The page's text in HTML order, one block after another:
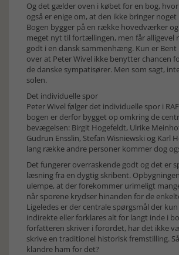
Og det gælder oven i købet for en bog,
også er enige om, at den ikke bringer
Bogen bygger på en række hovedværker
meget nyt til fortællingen, men får alligevel
godt i en dansk sammenhæng. Kun er
over at Peter Wivel ikke benytter chancen
de danske sympatisører. Men som sagt,
solen.
Det individuelle spor
Peter Wivel følger det individuelle spor i
bogen er derfor bygget op omkring de
bevægelsen: Birgit Hogefeldt, Ulrike
Gudrun Ensslin, Stefan Wisniewski og Karl
lang række andre personer kommer dog
Det fungerer overraskende godt og det er
læsning fra en dygtig skribent.
ulempe, at der forekommer urimeligt
når sporene krydser hinanden for de
Ligeledes er der centrale spørgsmål der
indirekte eller forklares alt for langt inde i
forfatteren skriver i forordet, har det ikke
skrive en traditionel historisk fremstilling.
klandre ham for det?